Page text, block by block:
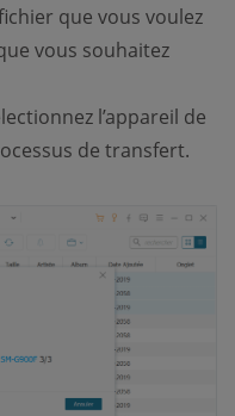
que vous voulez
vous souhaitez
l’appareil de
de transfert.